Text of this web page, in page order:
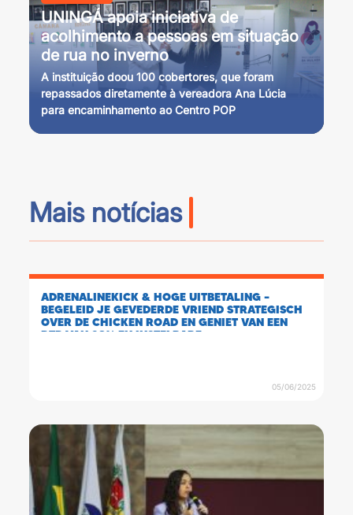
UNINGÁ apoia iniciativa de
acolhimento a pessoas em situação
de rua no inverno
A instituição doou 100 cobertores, que foram
repassados diretamente à vereadora Ana Lúcia
para encaminhamento ao Centro POP
Mais notícias
ADRENALINEKICK & HOGE UITBETALING –
BEGELEID JE GEVEDERDE VRIEND STRATEGISCH
OVER DE CHICKEN ROAD EN GENIET VAN EEN
RTP VAN 98% EN INSTELBARE
05/06/2025